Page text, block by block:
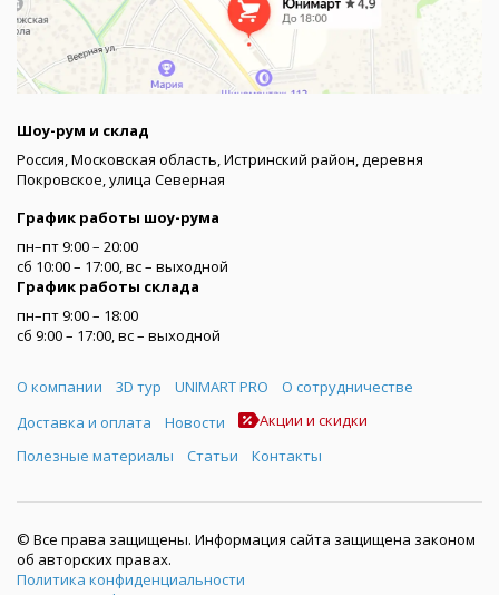
Шоу-рум и склад
Россия, Московская область, Истринский район, деревня
Покровское, улица Северная
График работы шоу-рума
пн–пт 9:00 – 20:00
сб 10:00 – 17:00, вс – выходной
График работы склада
пн–пт 9:00 – 18:00
сб 9:00 – 17:00, вс – выходной
Меню
О компании 3D тур UNIMART PRO
О сотрудничестве
Доставка и оплата
Новости
Акции и скидки
Полезные материалы
Статьи Контакты
© Все права защищены. Информация сайта защищена законом
об авторских правах.
Политика конфиденциальности